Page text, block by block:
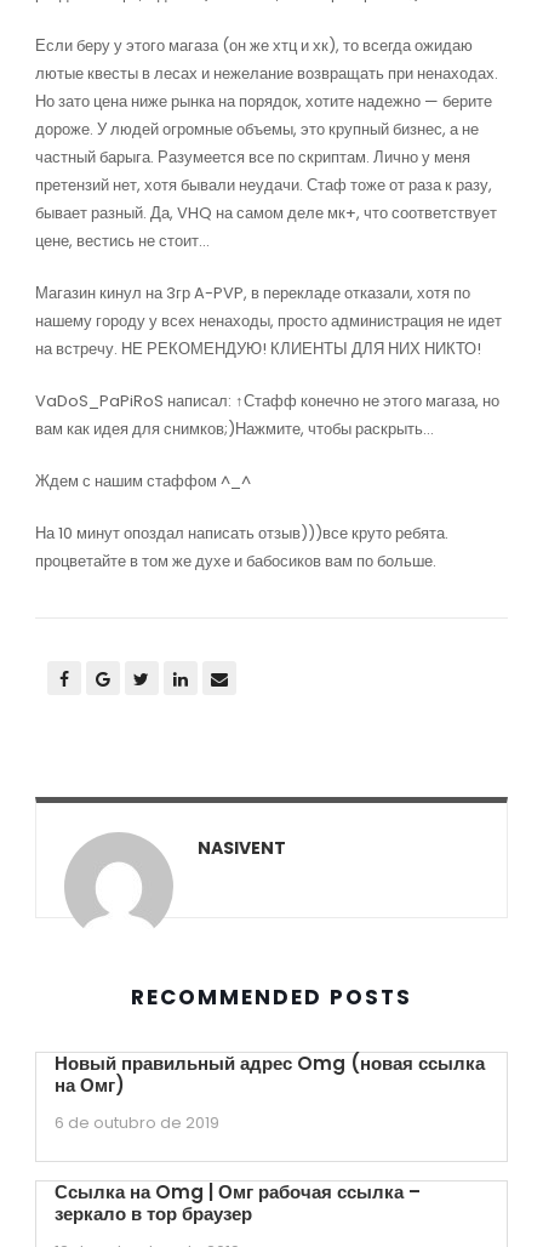
Если беру у этого магаза (он же хтц и хк), то всегда ожидаю
лютые квесты в лесах и нежелание возвращать при ненаходах.
Но зато цена ниже рынка на порядок, хотите надежно — берите
дороже. У людей огромные объемы, это крупный бизнес, а не
частный барыга. Разумеется все по скриптам. Лично у меня
претензий нет, хотя бывали неудачи. Стаф тоже от раза к разу,
бывает разный. Да, VHQ на самом деле мк+, что соответствует
цене, вестись не стоит…
Магазин кинул на 3гр A-PVP, в перекладе отказали, хотя по
нашему городу у всех ненаходы, просто администрация не идет
на встречу. НЕ РЕКОМЕНДУЮ! КЛИЕНТЫ ДЛЯ НИХ НИКТО!
VaDoS_PaPiRoS написал: ↑Стафф конечно не этого магаза, но
вам как идея для снимков;)Нажмите, чтобы раскрыть…
Ждем с нашим стаффом ^_^
На 10 минут опоздал написать отзыв)))все круто ребята.
процветайте в том же духе и бабосиков вам по больше.
NASIVENT
RECOMMENDED POSTS
Новый правильный адрес Omg (новая ссылка
на Омг)
6 de outubro de 2019
Ссылка на Omg | Омг рабочая ссылка –
зеркало в тор браузер